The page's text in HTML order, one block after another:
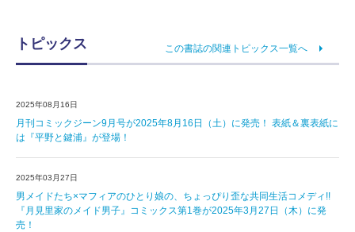
トピックス この書誌の関連トピックス一覧へ
2025年08月16日
月刊コミックジーン9月号が2025年8月16日（土）に発売！ 表紙＆裏表紙に
は『平野と鍵浦』が登場！
2025年03月27日
男メイドたち×マフィアのひとり娘の、ちょっぴり歪な共同生活コメディ!!
『月見里家のメイド男子』コミックス第1巻が2025年3月27日（木）に発
売！